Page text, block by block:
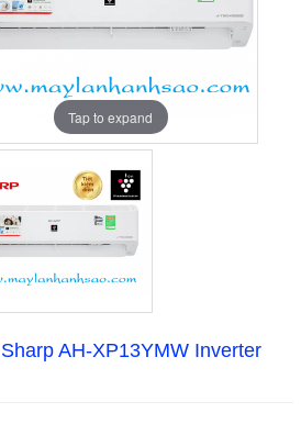
Tap to expand
AH-XP13YMW Inverter